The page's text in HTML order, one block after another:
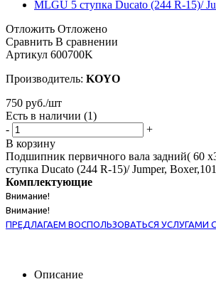
Отложить Отложено
Сравнить В сравнении
Артикул 600700K
Производитель: KOYO
750 руб./шт
Есть в наличии (1)
-
+
В корзину
Подшипник первичного вала задний( 60
ступка Ducato (244 R-15)/ Jumper,
Комплектующие
Внимание!
Внимание!
ПРЕДЛАГАЕМ ВОСПОЛЬЗОВАТЬСЯ УСЛУГАМИ
Описание